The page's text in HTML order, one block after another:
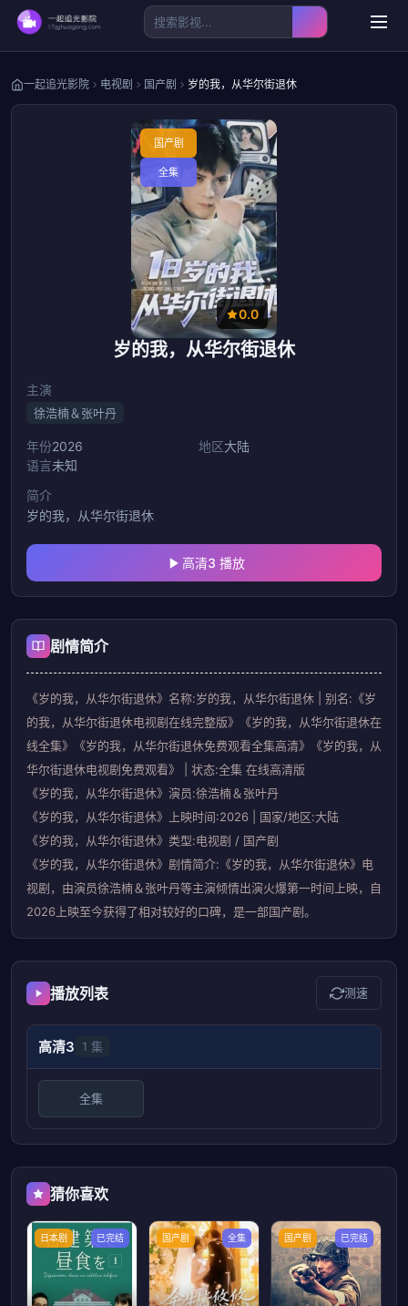
一起追光影院 电视剧 国产剧 岁的我，从华尔街退休
国产剧
全集
0.0
岁的我，从华尔街退休
主演
徐浩楠＆张叶丹
年份2026 地区大陆
语言未知
简介
岁的我，从华尔街退休
高清3 播放
剧情简介
《岁的我，从华尔街退休》名称:岁的我，从华尔街退休 | 别名:《岁
的我，从华尔街退休电视剧在线完整版》《岁的我，从华尔街退休在
线全集》《岁的我，从华尔街退休免费观看全集高清》《岁的我，从
华尔街退休电视剧免费观看》 | 状态:全集 在线高清版
《岁的我，从华尔街退休》演员:徐浩楠＆张叶丹
《岁的我，从华尔街退休》上映时间:2026 | 国家/地区:大陆
《岁的我，从华尔街退休》类型:电视剧 / 国产剧
《岁的我，从华尔街退休》剧情简介:《岁的我，从华尔街退休》电
视剧，由演员徐浩楠＆张叶丹等主演倾情出演火爆第一时间上映，自
2026上映至今获得了相对较好的口碑，是一部国产剧。
播放列表 测速
高清3 1 集
全集
猜你喜欢
日本剧 已完结 国产剧 全集 国产剧 已完结